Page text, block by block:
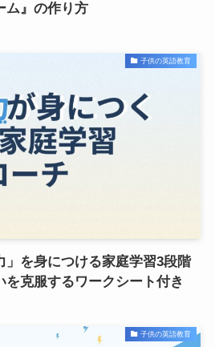
ム』の作り方
子供の英語教育
」を身につける家庭学習3段階
を克服するワークシート付き
子供の英語教育